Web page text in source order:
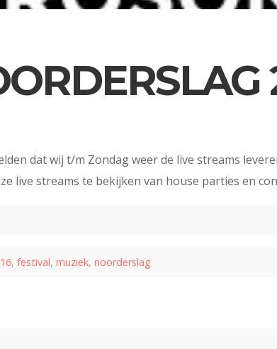
dat wij t/m Zondag weer de live streams
live streams te bekijken van house parties en
, festival, muziek, noorderslag